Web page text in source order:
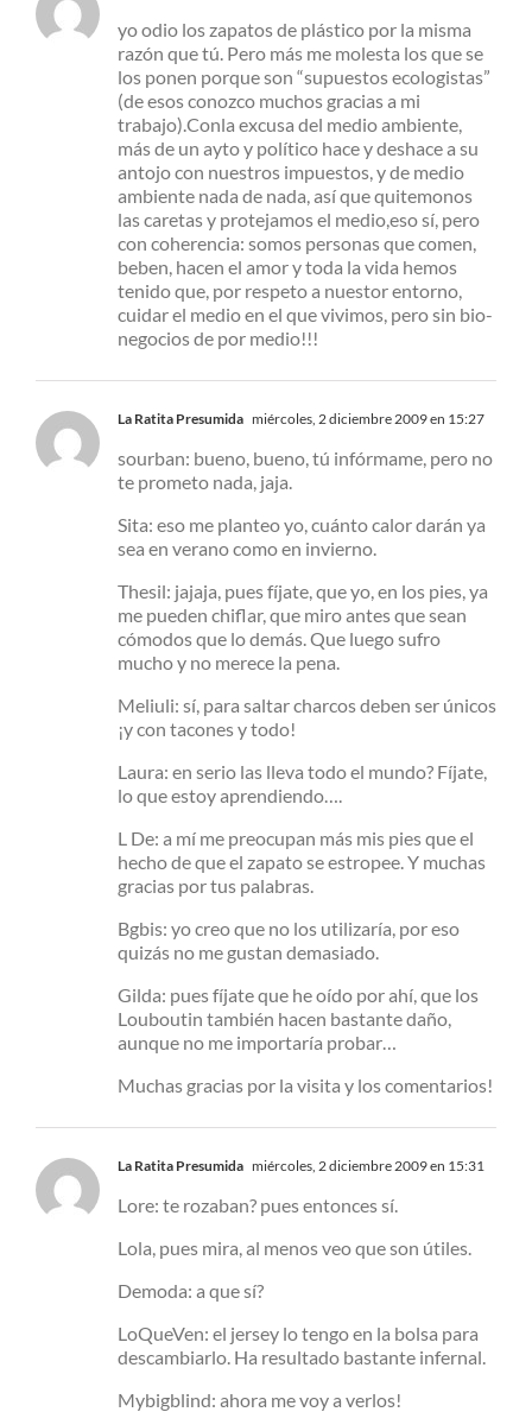
yo odio los zapatos de plástico por la misma
razón que tú. Pero más me molesta los que se
los ponen porque son “supuestos ecologistas”
(de esos conozco muchos gracias a mi
trabajo).Conla excusa del medio ambiente,
más de un ayto y político hace y deshace a su
antojo con nuestros impuestos, y de medio
ambiente nada de nada, así que quitemonos
las caretas y protejamos el medio,eso sí, pero
con coherencia: somos personas que comen,
beben, hacen el amor y toda la vida hemos
tenido que, por respeto a nuestor entorno,
cuidar el medio en el que vivimos, pero sin bio-
negocios de por medio!!!
La Ratita Presumida miércoles, 2 diciembre 2009 en 15:27
sourban: bueno, bueno, tú infórmame, pero no
te prometo nada, jaja.
Sita: eso me planteo yo, cuánto calor darán ya
sea en verano como en invierno.
Thesil: jajaja, pues fíjate, que yo, en los pies, ya
me pueden chiflar, que miro antes que sean
cómodos que lo demás. Que luego sufro
mucho y no merece la pena.
Meliuli: sí, para saltar charcos deben ser únicos
¡y con tacones y todo!
Laura: en serio las lleva todo el mundo? Fíjate,
lo que estoy aprendiendo….
L De: a mí me preocupan más mis pies que el
hecho de que el zapato se estropee. Y muchas
gracias por tus palabras.
Bgbis: yo creo que no los utilizaría, por eso
quizás no me gustan demasiado.
Gilda: pues fíjate que he oído por ahí, que los
Louboutin también hacen bastante daño,
aunque no me importaría probar…
Muchas gracias por la visita y los comentarios!
La Ratita Presumida miércoles, 2 diciembre 2009 en 15:31
Lore: te rozaban? pues entonces sí.
Lola, pues mira, al menos veo que son útiles.
Demoda: a que sí?
LoQueVen: el jersey lo tengo en la bolsa para
descambiarlo. Ha resultado bastante infernal.
Mybigblind: ahora me voy a verlos!